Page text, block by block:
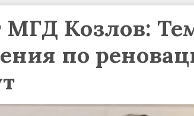
МГД Козлов:
по